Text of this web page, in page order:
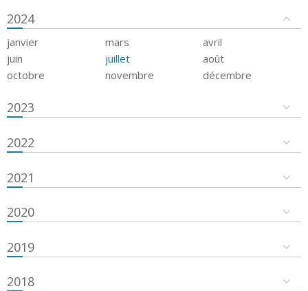
2024
janvier mars
avril
juin
juillet
août
octobre
novembre décembre
2023
2022
2021
2020
2019
2018